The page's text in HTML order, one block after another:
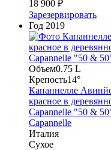
18 900 ₽
Зарезервировать
Год 2019
Объем0.75 L
Крепость14°
Капаннелле
красное в
Capannelle "50 &
Capannelle
Италия
Сухое